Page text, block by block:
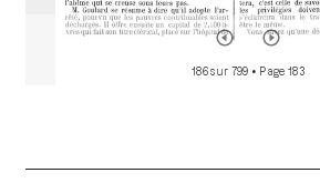
186 sur 799 • Page 183